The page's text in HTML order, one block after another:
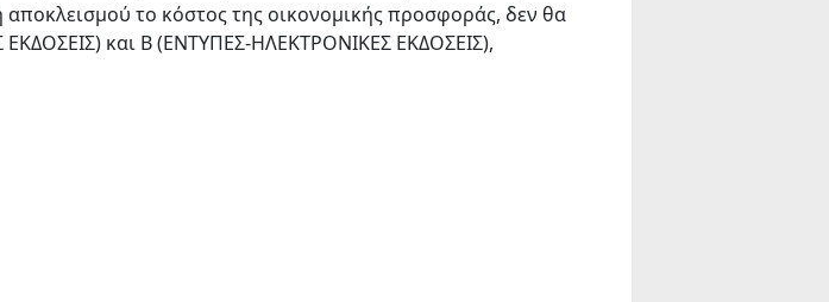
το κόστος της οικονομικής προσφοράς, δεν θα
και Β (ΕΝΤΥΠΕΣ-ΗΛΕΚΤΡΟΝΙΚΕΣ ΕΚΔΟΣΕΙΣ),